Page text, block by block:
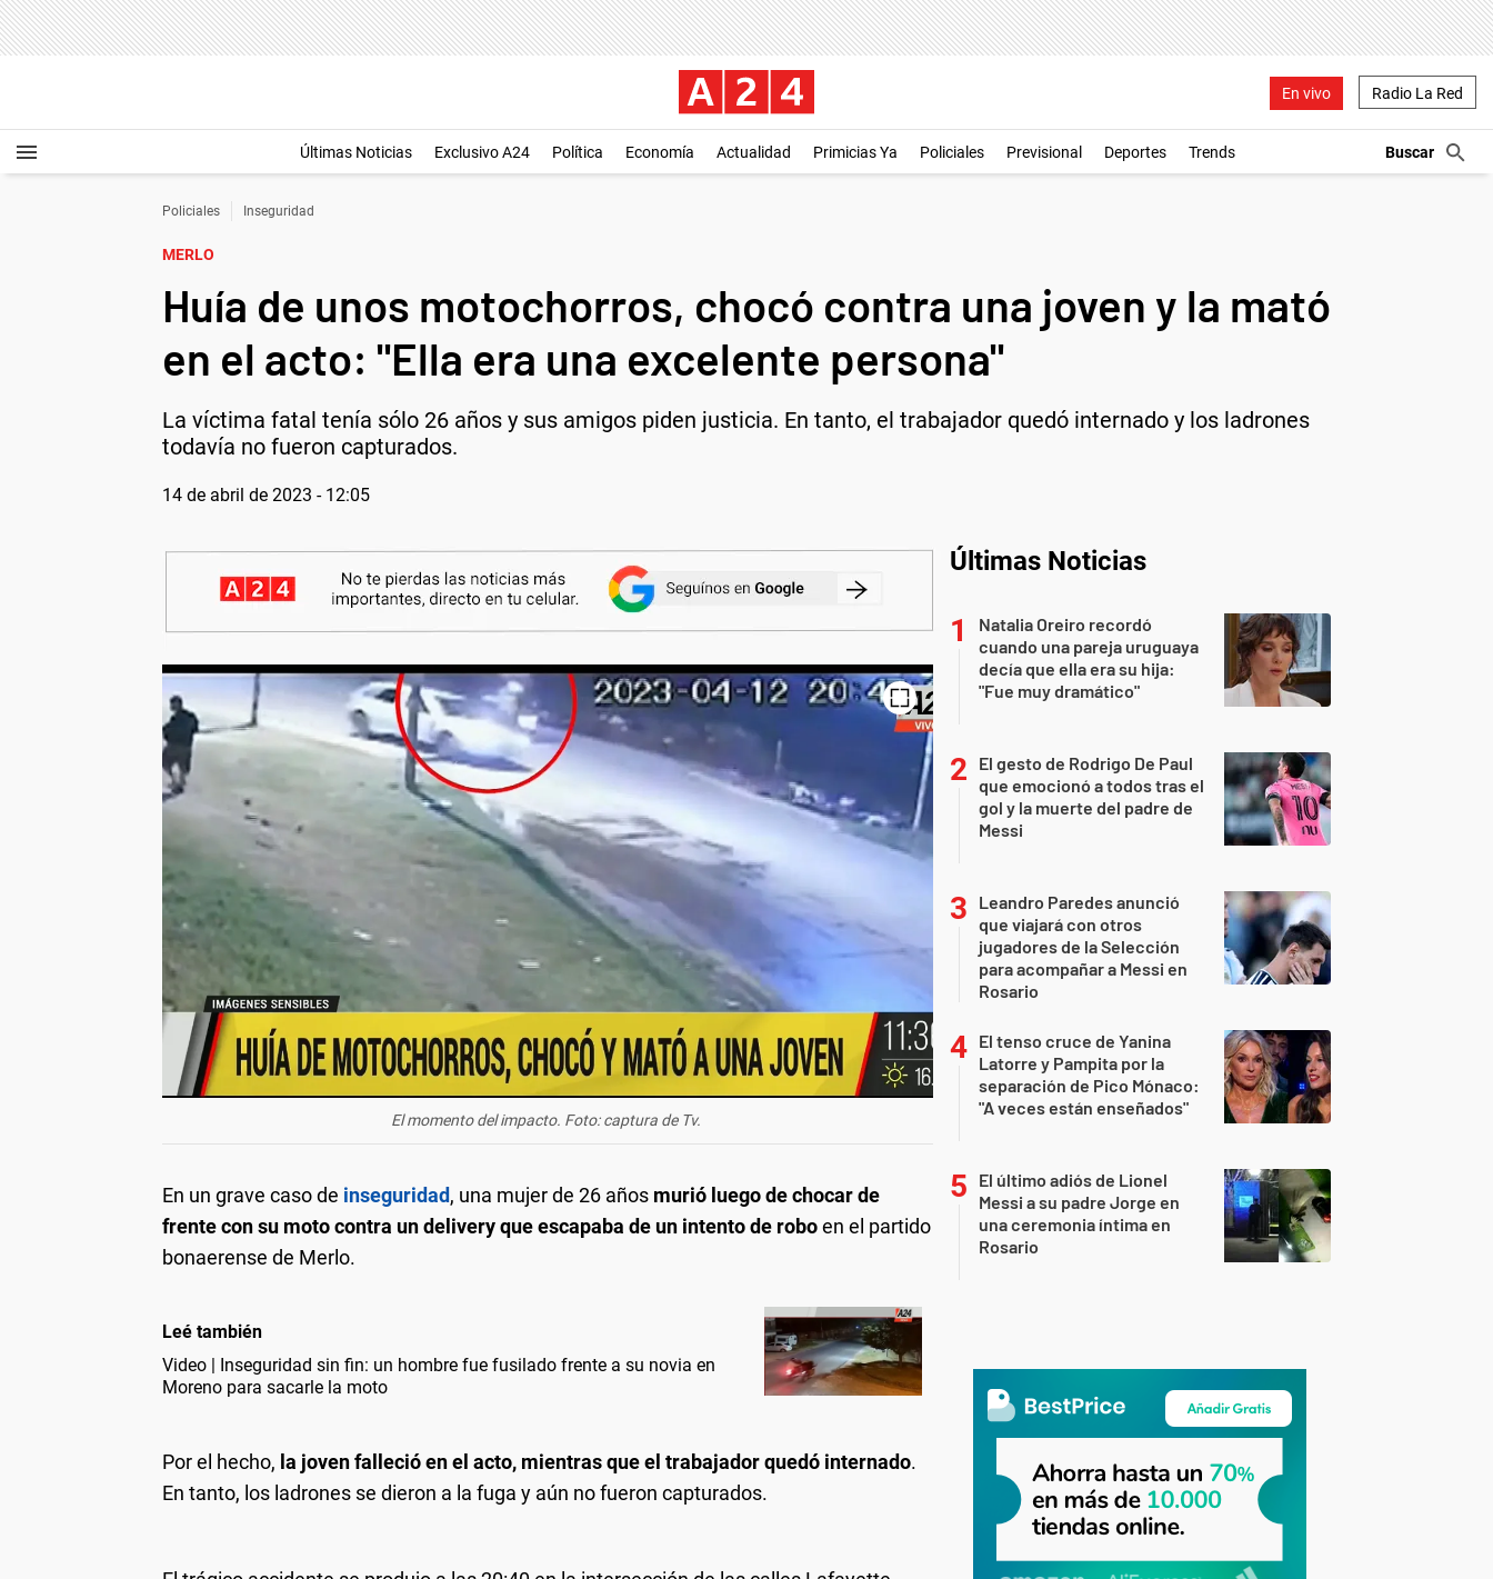
En vivo Radio La Red
Últimas Noticias Exclusivo A24 Política Economía Actualidad Primicias Ya Policiales Previsional Deportes Trends
Policiales Inseguridad
MERLO
Huía de unos motochorros, chocó contra una joven y la mató
en el acto: "Ella era una excelente persona"
La víctima fatal tenía sólo 26 años y sus amigos piden justicia. En tanto, el trabajador quedó internado y los ladrones
todavía no fueron capturados.
14 de abril de 2023 - 12:05
El momento del impacto. Foto: captura de Tv.
En un grave caso de inseguridad, una mujer de 26 años murió luego de chocar de
frente con su moto contra un delivery que escapaba de un intento de roboen el partido
bonaerense de Merlo.
Leé también
Video | Inseguridad sin fin: un hombre fue fusilado frente a su novia en
Moreno para sacarle la moto
Por el hecho, la joven falleció en el acto, mientras que el trabajador quedó internado.
En tanto, los ladrones se dieron a la fuga y aún no fueron capturados.
Últimas Noticias
Natalia Oreiro recordó
cuando una pareja uruguaya
decía que ella era su hija:
"Fue muy dramático"
El gesto de Rodrigo De Paul
que emocionó a todos tras el
gol y la muerte del padre de
Messi
Leandro Paredes anunció
que viajará con otros
jugadores de la Selección
para acompañar a Messi en
Rosario
El tenso cruce de Yanina
Latorre y Pampita por la
separación de Pico Mónaco:
"A veces están enseñados"
El último adiós de Lionel
Messi a su padre Jorge en
una ceremonia íntima en
Rosario